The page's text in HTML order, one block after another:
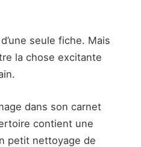
seule fiche. Mais
la chose excitante
dans son carnet
contient une
petit nettoyage de